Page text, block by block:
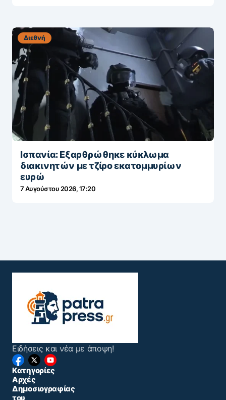
Διεθνή
Ισπανία: Εξαρθρώθηκε κύκλωμα
διακινητών με τζίρο εκατομμυρίων
ευρώ
7 Αυγούστου 2026, 17:20
Ειδήσεις και νέα με άποψη!
Κατηγορίες
Αρχές
Δημοσιογραφίας
του